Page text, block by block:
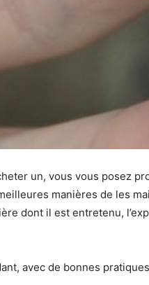
un, vous vous posez
manières de les
dont il est entretenu,
avec de bonnes